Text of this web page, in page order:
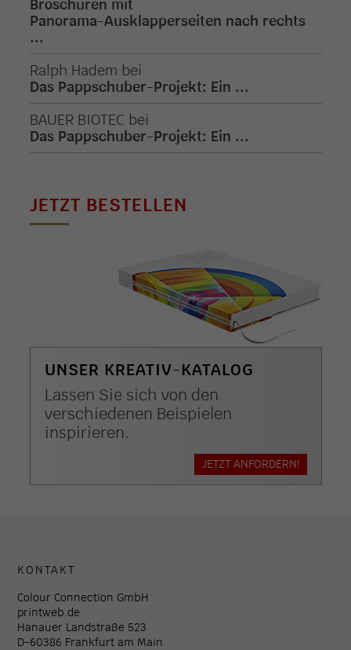
Broschüren mit
Panorama-Ausklapperseiten nach rechts
...
Ralph Hadem bei
Das Pappschuber-Projekt: Ein ...
BAUER BIOTEC bei
Das Pappschuber-Projekt: Ein ...
JETZT BESTELLEN
UNSER KREATIV-KATALOG
Lassen Sie sich von den
verschiedenen Beispielen
inspirieren.
JETZT ANFORDERN!
KONTAKT
Colour Connection GmbH
printweb.de
Hanauer Landstraße 523
D-60386 Frankfurt am Main